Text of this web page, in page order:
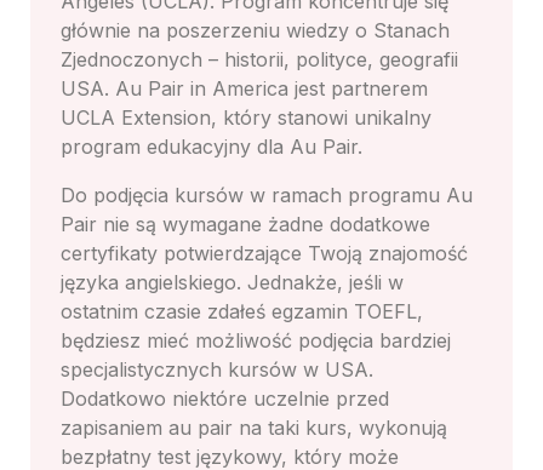
głównie na poszerzeniu wiedzy o Stanach
Zjednoczonych – historii, polityce, geografii
USA. Au Pair in America jest partnerem
UCLA Extension, który stanowi unikalny
program edukacyjny dla Au Pair.
Do podjęcia kursów w ramach programu Au
Pair nie są wymagane żadne dodatkowe
certyfikaty potwierdzające Twoją znajomość
języka angielskiego. Jednakże, jeśli w
ostatnim czasie zdałeś egzamin TOEFL,
będziesz mieć możliwość podjęcia bardziej
specjalistycznych kursów w USA.
Dodatkowo niektóre uczelnie przed
zapisaniem au pair na taki kurs, wykonują
bezpłatny test językowy, który może